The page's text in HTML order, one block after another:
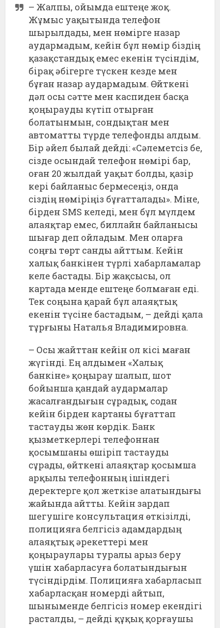
– Жалпы, ойымда ештеңе жоқ.
Жұмыс уақытында телефон
шырылдады, мен нөмірге назар
аудармадым, кейін бұл нөмір біздің
қазақстандық емес екенін түсіндім,
бірақ әбігерге түскен кезде мен
бұған назар аудармадым. Өйткені
дәл осы сәтте мен каспиден басқа
қоңырауды күтіп отырған
болатынмын, сондықтан мен
автоматты түрде телефонды алдым.
Бір әйел былай дейді: «Сәлеметсіз бе,
сізде осындай телефон нөмірі бар,
оған 20 жылдай уақыт болды, қазір
кері байланыс бермесеңіз, онда
сіздің нөміріңіз бұғатталады». Міне,
бірден SMS келеді, мен бұл мүлдем
алаяқтар емес, биллайн байланысы
шығар деп ойладым. Мен оларға
соңғы төрт санды айттым. Кейін
халық банкінен түрлі хабарламалар
келе бастады. Бір жақсысы, ол
картада менде ештеңе болмаған еді.
Тек соңына қарай бұл алаяқтық
екенін түсіне бастадым, – дейді қала
тұрғыны Наталья Владимировна.
– Осы жайттан кейін ол кісі маған
жүгінді. Ең алдымен «Халық
банкіне» қоңырау шалып, шот
бойынша қандай аудармалар
жасалғандығын сұрадық, содан
кейін бірден картаны бұғаттап
тастауды жөн көрдік. Банк
қызметкерлері телефоннан
қосымшаны өшіріп тастауды
сұрады, өйткені алаяқтар қосымша
арқылы телефонның ішіндегі
деректерге қол жеткізе алатындығы
жайында айтты. Кейін зардап
шегушіге консультация өткізілді,
полицияға белгісіз адамдардың
алаяқтық әрекеттері мен
қоңыраулары туралы арыз беру
үшін хабарласуға болатындығын
түсіндірдім. Полицияға хабарласып
хабарласқан номерді айтып,
шыныменде белгісіз номер екендігі
расталды, – дейді құқық қорғаушы